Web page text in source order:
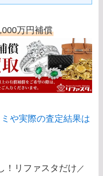
万円補償
や実際の査定結果は
！リファスタだけ ／